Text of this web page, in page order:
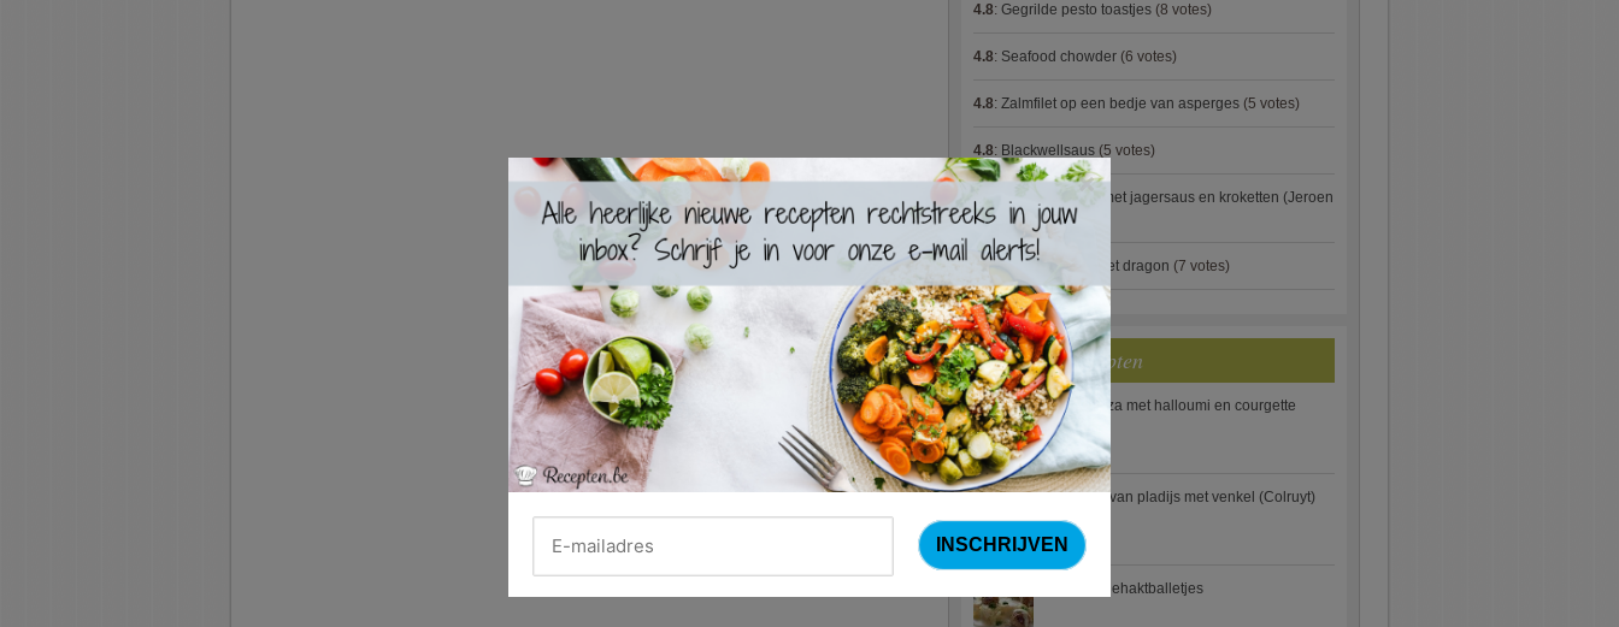
4.8: Gegrilde pesto toastjes (8 votes)
4.8: Seafood chowder (6 votes)
4.8: Zalmfilet op een bedje van asperges (5 votes)
4.8: Blackwellsaus (5 votes)
4.7
Varkenshaasje met jagersaus en kroketten (Jeroen
Meus)(15 votes)
4.7:Gestoofde kip met dragon (7 votes)
Nieuwste Recepten
Turkse pizza met halloumi en courgette
Waterzooi van pladijs met venkel (Colruyt)
Zweedse gehaktballetjes
×